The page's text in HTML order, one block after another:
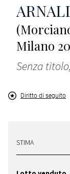
Milano
Senza
Diritto di seguito
STIMA